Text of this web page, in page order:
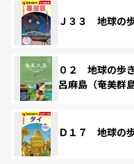
Ｊ３３ 地球の
０２ 地球の
呂麻島（奄美群
Ｄ１７ 地球の